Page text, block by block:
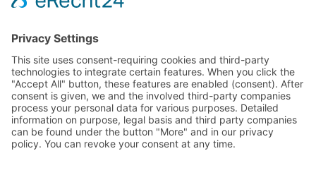
China Composites Expo 16. – 18.09.2025
08 septiembre, 2025
Nuevo vídeo de aplicación: Unidad de
Avellanado Táctil TSA C6 en uso práctico